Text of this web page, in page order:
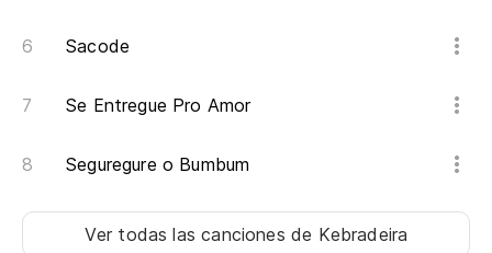
Sacode
Se Entregue Pro Amor
Seguregure o Bumbum
Ver todas las canciones de Kebradeira